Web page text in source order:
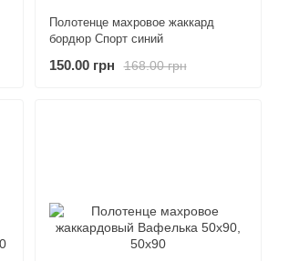
Полотенце махровое жаккард
бордюр Спорт синий
168.00 грн
150.00 грн